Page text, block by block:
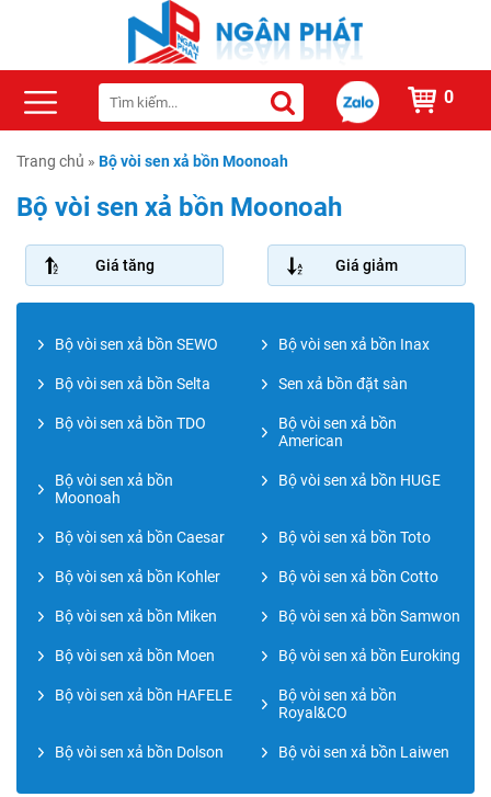
0
Trang chủ » Bộ vòi sen xả bồn Moonoah
Bộ vòi sen xả bồn Moonoah
Giá tăng Giá giảm
Bộ vòi sen xả bồn SEWO Bộ vòi sen xả bồn Inax
Bộ vòi sen xả bồn Selta Sen xả bồn đặt sàn
Bộ vòi sen xả bồn TDO
Bộ vòi sen xả bồn
American
Bộ vòi sen xả bồn
Moonoah
Bộ vòi sen xả bồn HUGE
Bộ vòi sen xả bồn Caesar Bộ vòi sen xả bồn Toto
Bộ vòi sen xả bồn Kohler Bộ vòi sen xả bồn Cotto
Bộ vòi sen xả bồn Miken Bộ vòi sen xả bồn Samwon
Bộ vòi sen xả bồn Moen Bộ vòi sen xả bồn Euroking
Bộ vòi sen xả bồn HAFELE
Bộ vòi sen xả bồn
Royal&CO
Bộ vòi sen xả bồn Dolson Bộ vòi sen xả bồn Laiwen